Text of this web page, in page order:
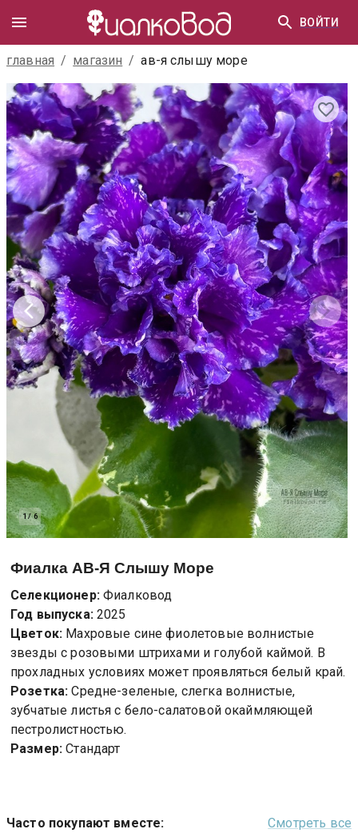
ВОЙТИ
главная / магазин / ав-я слышу море
1/6
Фиалка АВ-Я Слышу Море
Селекционер: Фиалковод
Год выпуска: 2025
Цветок: Махровые сине фиолетовые волнистые
звезды с розовыми штрихами и голубой каймой. В
прохладных условиях может проявляться белый край.
Розетка: Средне-зеленые, слегка волнистые,
зубчатые листья с бело-салатовой окаймляющей
пестролистностью.
Размер: Стандарт
Часто покупают вместе: Смотреть все